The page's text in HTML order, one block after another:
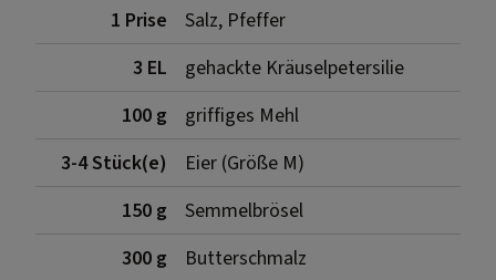
1 Prise
Salz, Pfeffer
3 EL
gehackte Kräuselpetersilie
100 g
griffiges Mehl
3-4 Stück(e)
Eier (Größe M)
150 g
Semmelbrösel
300 g
Butterschmalz